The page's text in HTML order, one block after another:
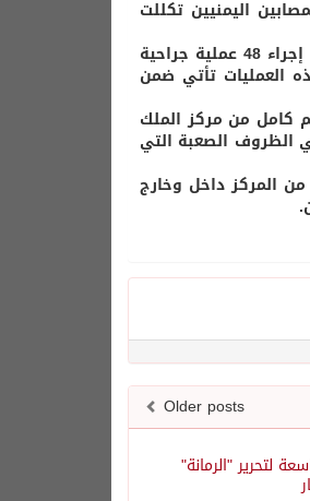
في شبكية العين للمصابين اليمنيين تكللت
وأوضح مدير مكتب مركز الملك سلمان للإغاثة والأعمال الإنسانية في عدن صالح الذيباني, أنه تم إجراء 48 عملية جراحية
هذه العمليات تأتي ضمن
كامل من مركز الملك
الظروف الصعبة التي
المركز داخل وخارج
Older posts
لتحرير "الرمانة"